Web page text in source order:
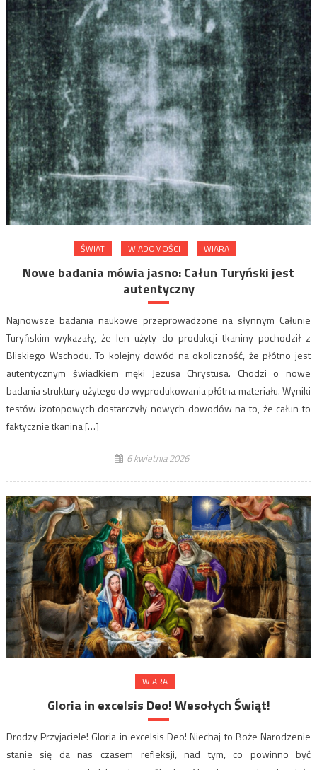
ŚWIAT WIADOMOŚCI WIARA
Nowe badania mówia jasno: Całun Turyński jest
autentyczny
Najnowsze badania naukowe przeprowadzone na słynnym Całunie
Turyńskim wykazały, że len użyty do produkcji tkaniny pochodził z
Bliskiego Wschodu. To kolejny dowód na okoliczność, że płótno jest
autentycznym świadkiem męki Jezusa Chrystusa. Chodzi o nowe
badania struktury użytego do wyprodukowania płótna materiału. Wyniki
testów izotopowych dostarczyły nowych dowodów na to, że całun to
faktycznie tkanina […]
6 kwietnia 2026
WIARA
Gloria in excelsis Deo! Wesołych Świąt!
Drodzy Przyjaciele! Gloria in excelsis Deo! Niechaj to Boże Narodzenie
stanie się da nas czasem refleksji, nad tym, co powinno być